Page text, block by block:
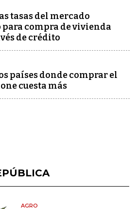
tasas del mercado
compra de vivienda
de crédito
países donde comprar el
cuesta más
AGRO